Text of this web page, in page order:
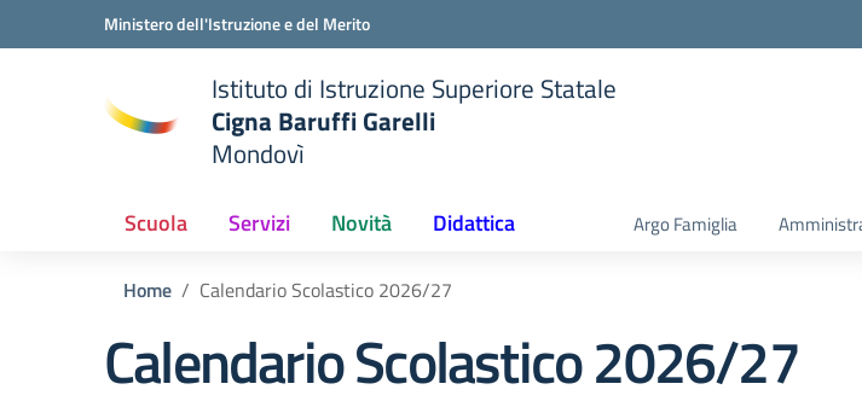
Vai ai contenuti
Vai al menu di navigazioneMinistero dell'Istruzione e del Merito
Istituto di Istruzione Superiore Statale
Cigna Baruffi Garelli
Mondovì
Scuola Servizi Novità Didattica Argo Famiglia
Home Calendario Scolastico 2026/27
Calendario Scolastico 2026/27